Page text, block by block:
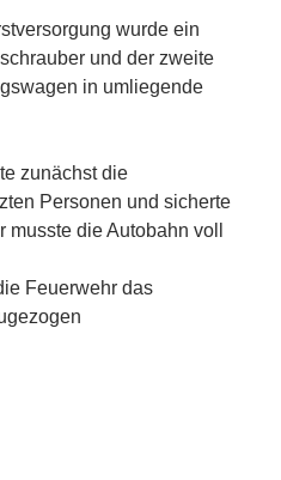
wurde ein
und der zweite
in umliegende
zunächst die
Personen und sicherte
die Autobahn voll
Feuerwehr das